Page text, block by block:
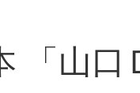
「山